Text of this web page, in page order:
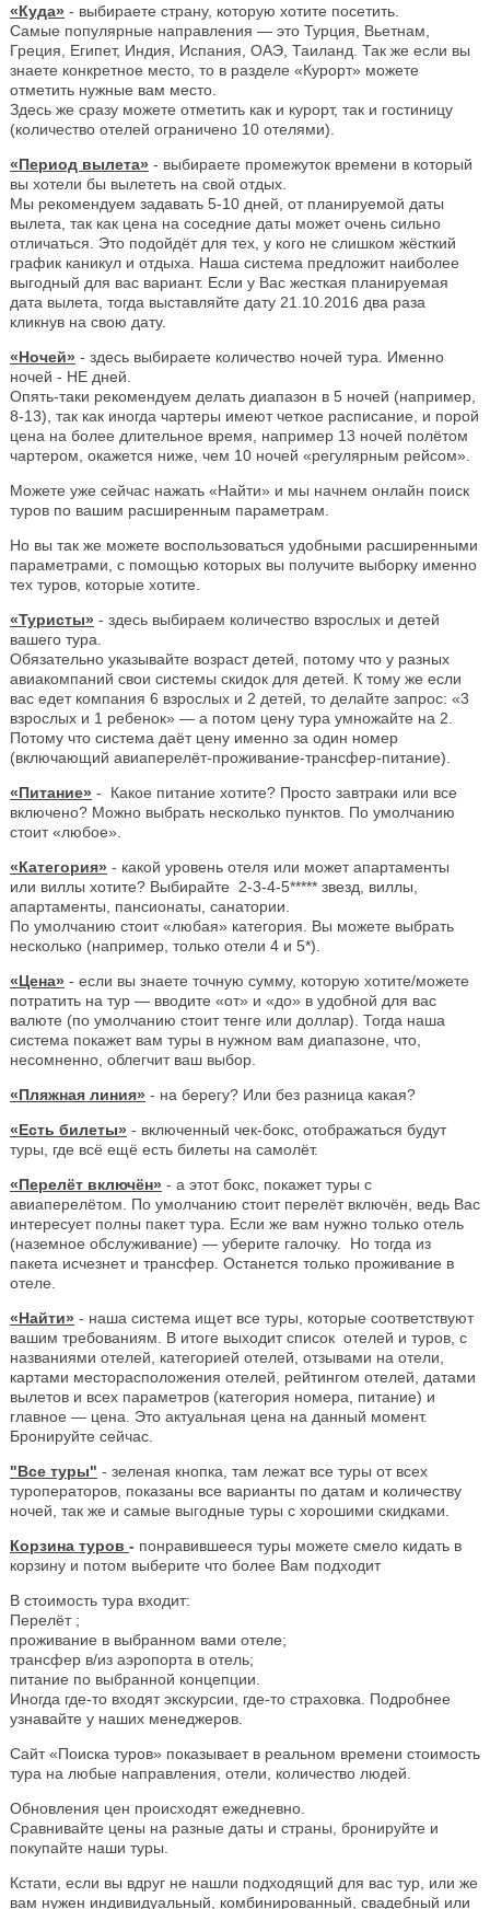
«Куда» - выбираете страну, которую хотите посетить.
Самые популярные направления — это Турция, Вьетнам,
Греция, Египет, Индия, Испания, ОАЭ, Таиланд. Так же если вы
знаете конкретное место, то в разделе «Курорт» можете
отметить нужные вам место.
Здесь же сразу можете отметить как и курорт, так и гостиницу
(количество отелей ограничено 10 отелями).
«Период вылета» - выбираете промежуток времени в который
вы хотели бы вылететь на свой отдых.
Мы рекомендуем задавать 5-10 дней, от планируемой даты
вылета, так как цена на соседние даты может очень сильно
отличаться. Это подойдёт для тех, у кого не слишком жёсткий
график каникул и отдыха. Наша система предложит наиболее
выгодный для вас вариант. Если у Вас жесткая планируемая
дата вылета, тогда выставляйте дату 21.10.2016 два раза
кликнув на свою дату.
«Ночей» - здесь выбираете количество ночей тура. Именно
ночей - НЕ дней.
Опять-таки рекомендуем делать диапазон в 5 ночей (например,
8-13), так как иногда чартеры имеют четкое расписание, и порой
цена на более длительное время, например 13 ночей полётом
чартером, окажется ниже, чем 10 ночей «регулярным рейсом».
Можете уже сейчас нажать «Найти» и мы начнем онлайн поиск
туров по вашим расширенным параметрам.
Но вы так же можете воспользоваться удобными расширенными
параметрами, с помощью которых вы получите выборку именно
тех туров, которые хотите.
«Туристы» - здесь выбираем количество взрослых и детей
вашего тура.
Обязательно указывайте возраст детей, потому что у разных
авиакомпаний свои системы скидок для детей. К тому же если
вас едет компания 6 взрослых и 2 детей, то делайте запрос: «3
взрослых и 1 ребенок» — а потом цену тура умножайте на 2.
Потому что система даёт цену именно за один номер
(включающий авиаперелёт-проживание-трансфер-питание).
«Питание» - Какое питание хотите? Просто завтраки или все
включено? Можно выбрать несколько пунктов. По умолчанию
стоит «любое».
«Категория» - какой уровень отеля или может апартаменты
или виллы хотите? Выбирайте 2-3-4-5***** звезд, виллы,
апартаменты, пансионаты, санатории.
По умолчанию стоит «любая» категория. Вы можете выбрать
несколько (например, только отели 4 и 5*).
«Цена» - если вы знаете точную сумму, которую хотите/можете
потратить на тур — вводите «от» и «до» в удобной для вас
валюте (по умолчанию стоит тенге или доллар). Тогда наша
система покажет вам туры в нужном вам диапазоне, что,
несомненно, облегчит ваш выбор.
«Пляжная линия» - на берегу? Или без разница какая?
«Есть билеты» - включенный чек-бокс, отображаться будут
туры, где всё ещё есть билеты на самолёт.
«Перелёт включён» - а этот бокс, покажет туры с
авиаперелётом. По умолчанию стоит перелёт включён, ведь Вас
интересует полны пакет тура. Если же вам нужно только отель
(наземное обслуживание) — уберите галочку. Но тогда из
пакета исчезнет и трансфер. Останется только проживание в
отеле.
«Найти» - наша система ищет все туры, которые соответствуют
вашим требованиям. В итоге выходит список отелей и туров, с
названиями отелей, категорией отелей, отзывами на отели,
картами месторасположения отелей, рейтингом отелей, датами
вылетов и всех параметров (категория номера, питание) и
главное — цена. Это актуальная цена на данный момент.
Бронируйте сейчас.
"Все туры" - зеленая кнопка, там лежат все туры от всех
туроператоров, показаны все варианты по датам и количеству
ночей, так же и самые выгодные туры с хорошими скидками.
Корзина туров - понравившееся туры можете смело кидать в
корзину и потом выберите что более Вам подходит
В стоимость тура входит:
Перелёт ;
проживание в выбранном вами отеле;
трансфер в/из аэропорта в отель;
питание по выбранной концепции.
Иногда где-то входят экскурсии, где-то страховка. Подробнее
узнавайте у наших менеджеров.
Сайт «Поиска туров» показывает в реальном времени стоимость
тура на любые направления, отели, количество людей.
Обновления цен происходят ежедневно.
Сравнивайте цены на разные даты и страны, бронируйте и
покупайте наши туры.
Кстати, если вы вдруг не нашли подходящий для вас тур, или же
вам нужен индивидуальный, комбинированный, свадебный или